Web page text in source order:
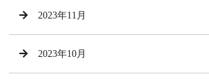
2023年11月
2023年10月